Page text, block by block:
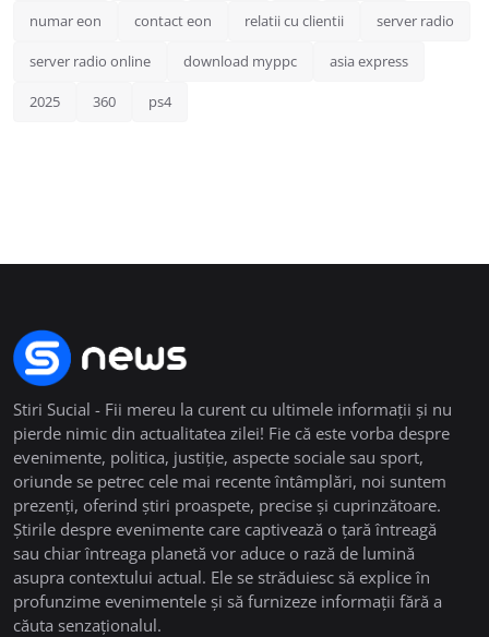
numar eon contact eon relatii cu clientii server radio
server radio online download myppc asia express
2025 360 ps4
Stiri Sucial - Fii mereu la curent cu ultimele informații și nu
pierde nimic din actualitatea zilei! Fie că este vorba despre
evenimente, politica, justiție, aspecte sociale sau sport,
oriunde se petrec cele mai recente întâmplări, noi suntem
prezenți, oferind știri proaspete, precise și cuprinzătoare.
Știrile despre evenimente care captivează o țară întreagă
sau chiar întreaga planetă vor aduce o rază de lumină
asupra contextului actual. Ele se străduiesc să explice în
profunzime evenimentele și să furnizeze informații fără a
căuta senzaționalul.